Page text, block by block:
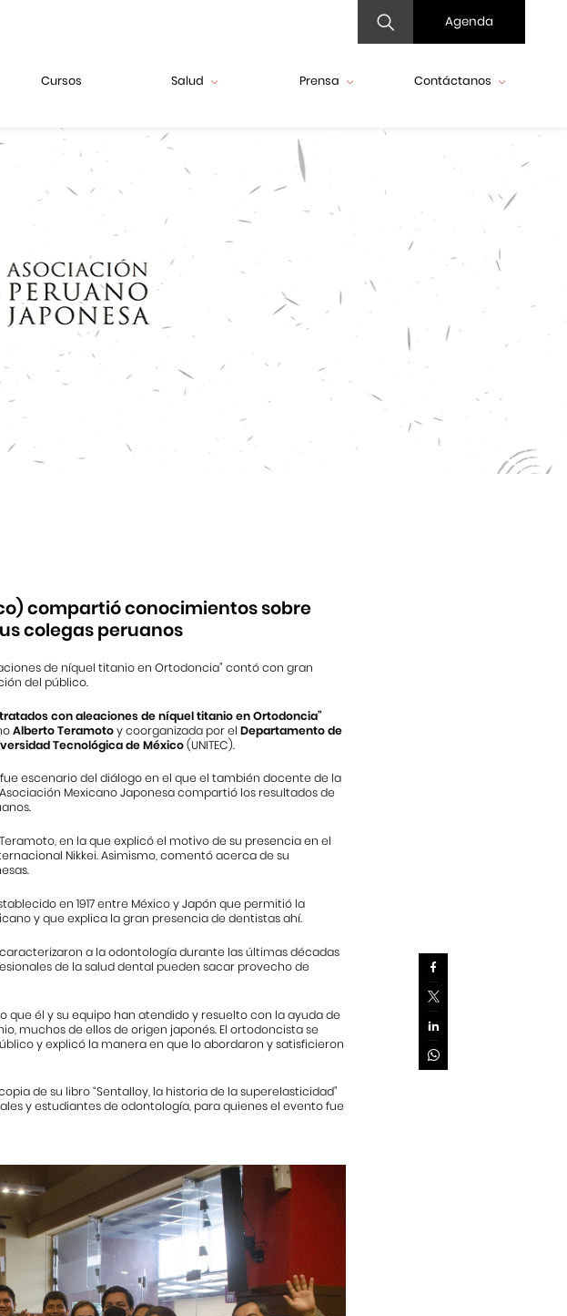
Agenda
Cursos Salud Prensa Contáctanos
compartió conocimientos sobre
colegas peruanos
de níquel titanio en Ortodoncia” contó con gran
del público.
con aleaciones de níquel titanio en Ortodoncia”
Alberto Teramotoy coorganizada por el Departamento de
Tecnológica de México(UNITEC).
escenario del diálogo en el que el también docente de la
Mexicano Japonesa compartió los resultados de
en la que explicó el motivo de su presencia en el
Nikkei. Asimismo, comentó acerca de su
en 1917 entre México y Japón que permitió la
y que explica la gran presencia de dentistas ahí.
a la odontología durante las últimas décadas
de la salud dental pueden sacar provecho de
que él y su equipo han atendido y resuelto con la ayuda de
muchos de ellos de origen japonés. El ortodoncista se
y explicó la manera en que lo abordaron y satisficieron
de su libro “Sentalloy, la historia de la superelasticidad”
y estudiantes de odontología, para quienes el evento fue